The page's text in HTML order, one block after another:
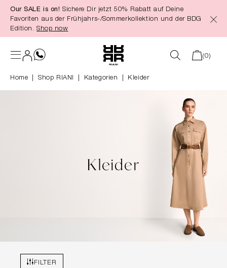
springen
Our SALE is on! Sichere Dir jetzt 50% Rabatt auf Deine
Favoriten aus der Frühjahrs-/Sommerkollektion und der BDG
Edition. Shop now
(0)
Home Shop RIANI Kategorien Kleider
Kleider
FILTER